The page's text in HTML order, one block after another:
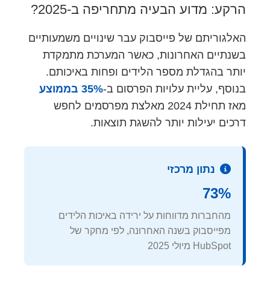
הרקע: מדוע הבעיה מתחריפה ב-2025?
האלגוריתם של פייסבוק עבר שינויים משמעותיים
בשנתיים האחרונות, כאשר המערכת מתמקדת
יותר בהגדלת מספר הלידים ופחות באיכותם.
בנוסף, עליית עלויות הפרסום ב-35% בממוצע
מאז תחילת 2024 מאלצת מפרסמים לחפש
דרכים יעילות יותר להשגת תוצאות.
נתון מרכזי
73%
מהחברות מדווחות על ירידה באיכות הלידים
מפייסבוק בשנה האחרונה, לפי מחקר של
HubSpot מיולי 2025